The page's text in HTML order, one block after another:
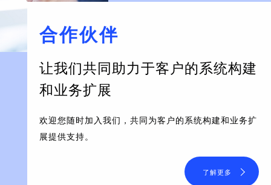
合作伙伴
让我们共同助力于客户的系统构建
和业务扩展
欢迎您随时加入我们，共同为客户的系统构建和业务扩
展提供支持。
了解更多